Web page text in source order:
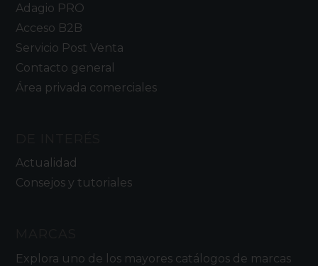
Adagio PRO
Acceso B2B
Servicio Post Venta
Contacto general
Área privada comerciales
Actualidad
Consejos y tutoriales
Explora uno de los mayores catálogos de marcas